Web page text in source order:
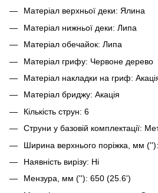
Матеріал верхньої деки: Ялина
Матеріал нижньої деки: Липа
Матеріал обечайок: Липа
Матеріал грифу: Червоне дерево
Матеріал накладки на гриф:
Матеріал бриджу: Акація
Кількість струн: 6
Струни у базовій комплектації:
Ширина верхнього поріжка, мм
Наявність вирізу: Ні
Мензура, мм (''): 650 (25.6')